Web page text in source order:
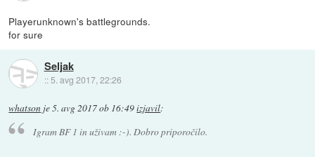
Playerunknown's battlegrounds.
for sure
Seljak
:: 5. avg 2017, 22:26
whatson je5. avg 2017 ob 16:49izjavil:
Igram BF 1 in uživam :-). Dobro priporočilo.